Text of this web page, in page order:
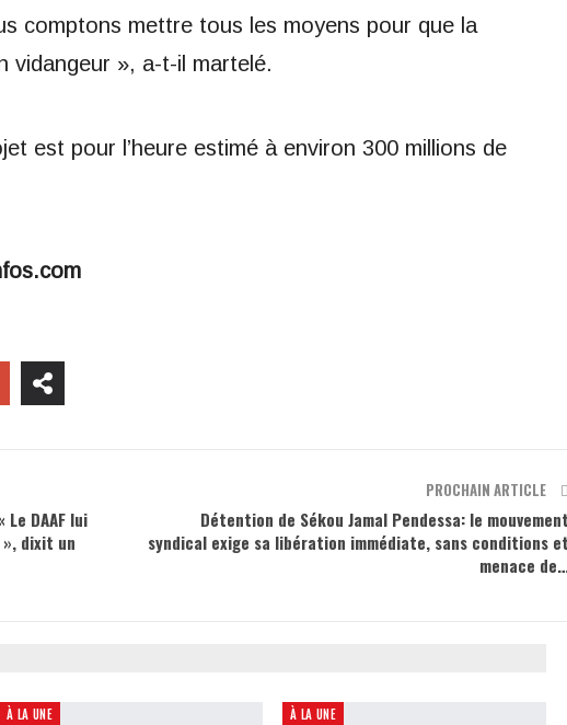
comptons mettre tous les moyens pour que la
vidangeur », a-t-il martelé.
est pour l’heure estimé à environ 300 millions de
DAAF lui
dixit un
PROCHAIN ARTICLE
Détention de Sékou Jamal Pendessa: le
syndical exige sa libération immédiate, sans conditions
menace
À LA UNE À LA UNE